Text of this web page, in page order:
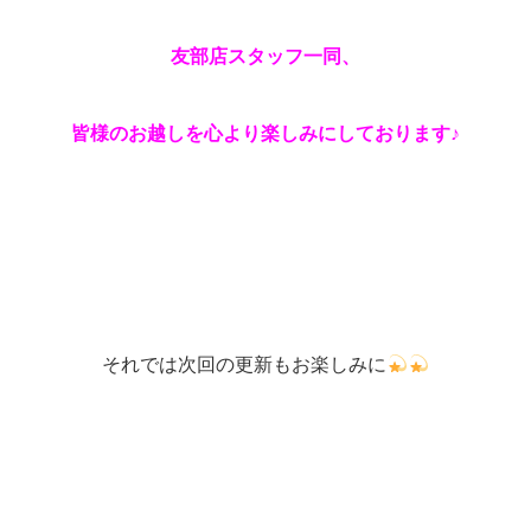
友部店スタッフ一同、
皆様のお越しを心より楽しみにしております♪
それでは次回の更新もお楽しみに